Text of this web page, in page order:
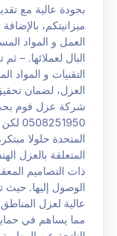
بجودة عالية مع
ميزانيتكم،
العمل و المواد
البال لعملائها.
التقنيات و المواد
العزل، لضمان
شركة عزل فوم
المتحدة حلولا
المتعلقة بالعزل
ذات التصاميم
الوصول إليها.
عالية لعزل
مما يساهم في